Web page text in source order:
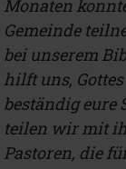
Monaten
Gemeinde
bei unserem
hilft uns,
beständig eure
teilen wir mit
Pastoren, die